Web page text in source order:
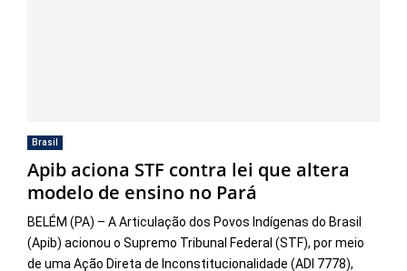
Brasil
Apib aciona STF contra lei que altera
modelo de ensino no Pará
BELÉM (PA) – A Articulação dos Povos Indígenas do Brasil
(Apib) acionou o Supremo Tribunal Federal (STF), por meio
de uma Ação Direta de Inconstitucionalidade (ADI 7778),